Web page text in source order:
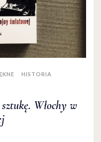
HISTORIA
Włochy w